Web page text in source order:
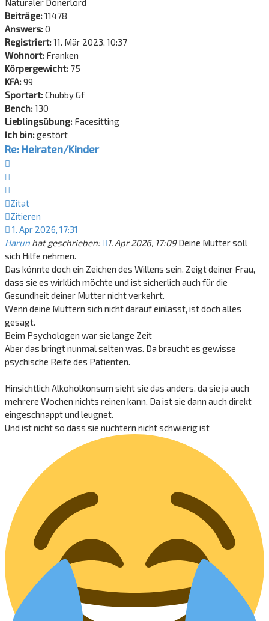
Naturaler Dönerlord
Beiträge:11478
Answers:0
Registriert:11. Mär 2023, 10:37
Wohnort: Franken
Körpergewicht: 75
KFA:99
Sportart:Chubby Gf
Bench:130
Lieblingsübung: Facesitting
Ich bin:gestört
Re: Heiraten/Kinder
Zitat
Zitieren
1. Apr 2026, 17:31
Harun hat geschrieben: 1. Apr 2026, 17:09Deine Mutter soll
sich Hilfe nehmen.
Das könnte doch ein Zeichen des Willens sein. Zeigt deiner Frau,
dass sie es wirklich möchte und ist sicherlich auch für die
Gesundheit deiner Mutter nicht verkehrt.
Wenn deine Muttern sich nicht darauf einlässt, ist doch alles
gesagt.
Beim Psychologen war sie lange Zeit
Aber das bringt nunmal selten was. Da braucht es gewisse
psychische Reife des Patienten.
Hinsichtlich Alkoholkonsum sieht sie das anders, da sie ja auch
mehrere Wochen nichts reinen kann. Da ist sie dann auch direkt
eingeschnappt und leugnet.
Und ist nicht so dass sie nüchtern nicht schwierig ist